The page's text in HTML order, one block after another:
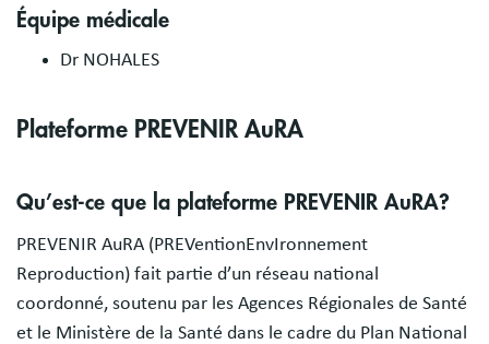
Équipe médicale
Dr NOHALES
Plateforme PREVENIR AuRA
Qu’est-ce que la plateforme PREVENIR AuRA?
PREVENIR AuRA (PREVentionEnvIronnement
Reproduction) fait partie d’un réseau national
coordonné, soutenu par les Agences Régionales de Santé
et le Ministère de la Santé dans le cadre du Plan National